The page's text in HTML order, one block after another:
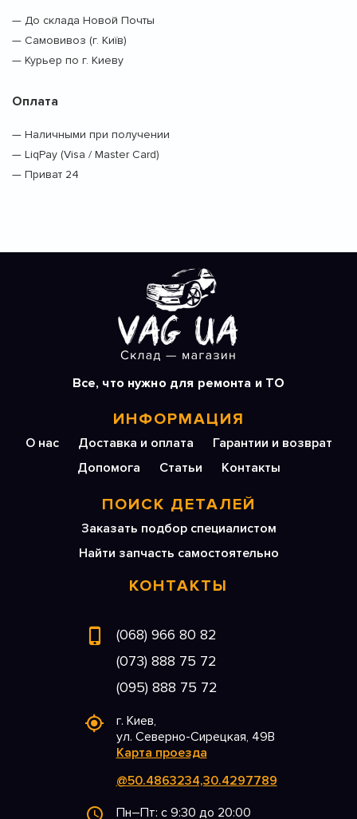
— До склада Новой Почты
— Самовивоз (г. Київ)
— Курьер по г. Киеву
Оплата
— Наличными при получении
— LiqPay (Visa / Master Card)
— Приват 24
Все, что нужно для ремонта и ТО
ИНФОРМАЦИЯ
О нас Доставка и оплата
Гарантии и возврат
Допомога
Статьи Контакты
ПОИСК ДЕТАЛЕЙ
Заказать подбор специалистом
Найти запчасть самостоятельно
КОНТАКТЫ
(068) 966 80 82
(073) 888 75 72
(095) 888 75 72
г. Киев,
ул. Северно-Сирецкая, 49В
Карта проезда
@50.4863234,30.4297789
Пн–Пт: с 9:30 до 20:00